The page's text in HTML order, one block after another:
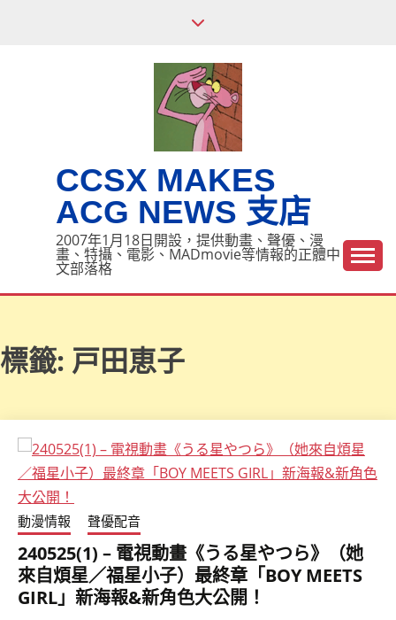
CCSX MAKES
ACG NEWS 支店
2007年1月18日開設，提供動畫、聲優、漫
畫、特攝、電影、MADmovie等情報的正體中
文部落格
標籤: 戸田恵子
動漫情報 聲優配音
240525(1) – 電視動畫《うる星やつら》（她
來自煩星／福星小子）最終章「BOY MEETS
GIRL」新海報&新角色大公開！